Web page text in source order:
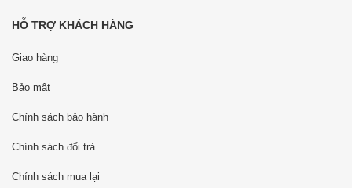
HỖ TRỢ KHÁCH HÀNG
Giao hàng
Bảo mật
Chính sách bảo hành
Chính sách đổi trả
Chính sách mua lại